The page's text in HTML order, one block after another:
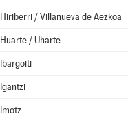
Hiriberri / Villanueva de Aezkoa
Huarte / Uharte
Ibargoiti
Igantzi
Imotz